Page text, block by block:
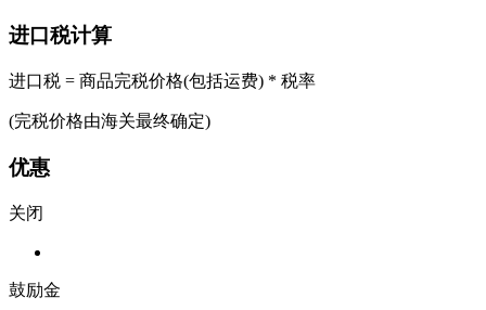
进口税计算
进口税 = 商品完税价格(包括运费) * 税率
(完税价格由海关最终确定)
优惠
关闭
鼓励金